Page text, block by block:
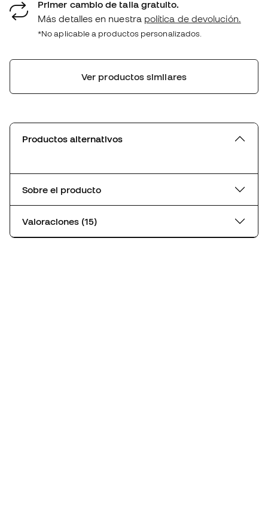
Primer cambio de talla gratuito.
Más detalles en nuestra política de devolución.
*No aplicable a productos personalizados.
Ver productos similares
Productos alternativos
Sobre el producto
Valoraciones (15)